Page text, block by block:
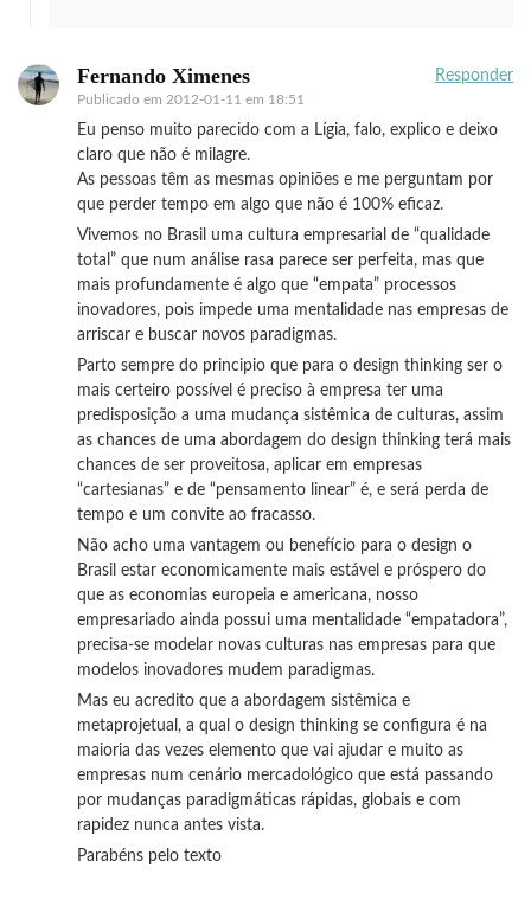
Fernando Ximenes
Publicado em 2012-01-11 em 18:51
Responder
Eu penso muito parecido com a Lígia, falo, explico e deixo
claro que não é milagre.
As pessoas têm as mesmas opiniões e me perguntam por
que perder tempo em algo que não é 100% eficaz.
Vivemos no Brasil uma cultura empresarial de “qualidade
total” que num análise rasa parece ser perfeita, mas que
mais profundamente é algo que “empata” processos
inovadores, pois impede uma mentalidade nas empresas de
arriscar e buscar novos paradigmas.
Parto sempre do principio que para o design thinking ser o
mais certeiro possível é preciso à empresa ter uma
predisposição a uma mudança sistêmica de culturas, assim
as chances de uma abordagem do design thinking terá mais
chances de ser proveitosa, aplicar em empresas
“cartesianas” e de “pensamento linear” é, e será perda de
tempo e um convite ao fracasso.
Não acho uma vantagem ou benefício para o design o
Brasil estar economicamente mais estável e próspero do
que as economias europeia e americana, nosso
empresariado ainda possui uma mentalidade “empatadora”,
precisa-se modelar novas culturas nas empresas para que
modelos inovadores mudem paradigmas.
Mas eu acredito que a abordagem sistêmica e
metaprojetual, a qual o design thinking se configura é na
maioria das vezes elemento que vai ajudar e muito as
empresas num cenário mercadológico que está passando
por mudanças paradigmáticas rápidas, globais e com
rapidez nunca antes vista.
Parabéns pelo texto